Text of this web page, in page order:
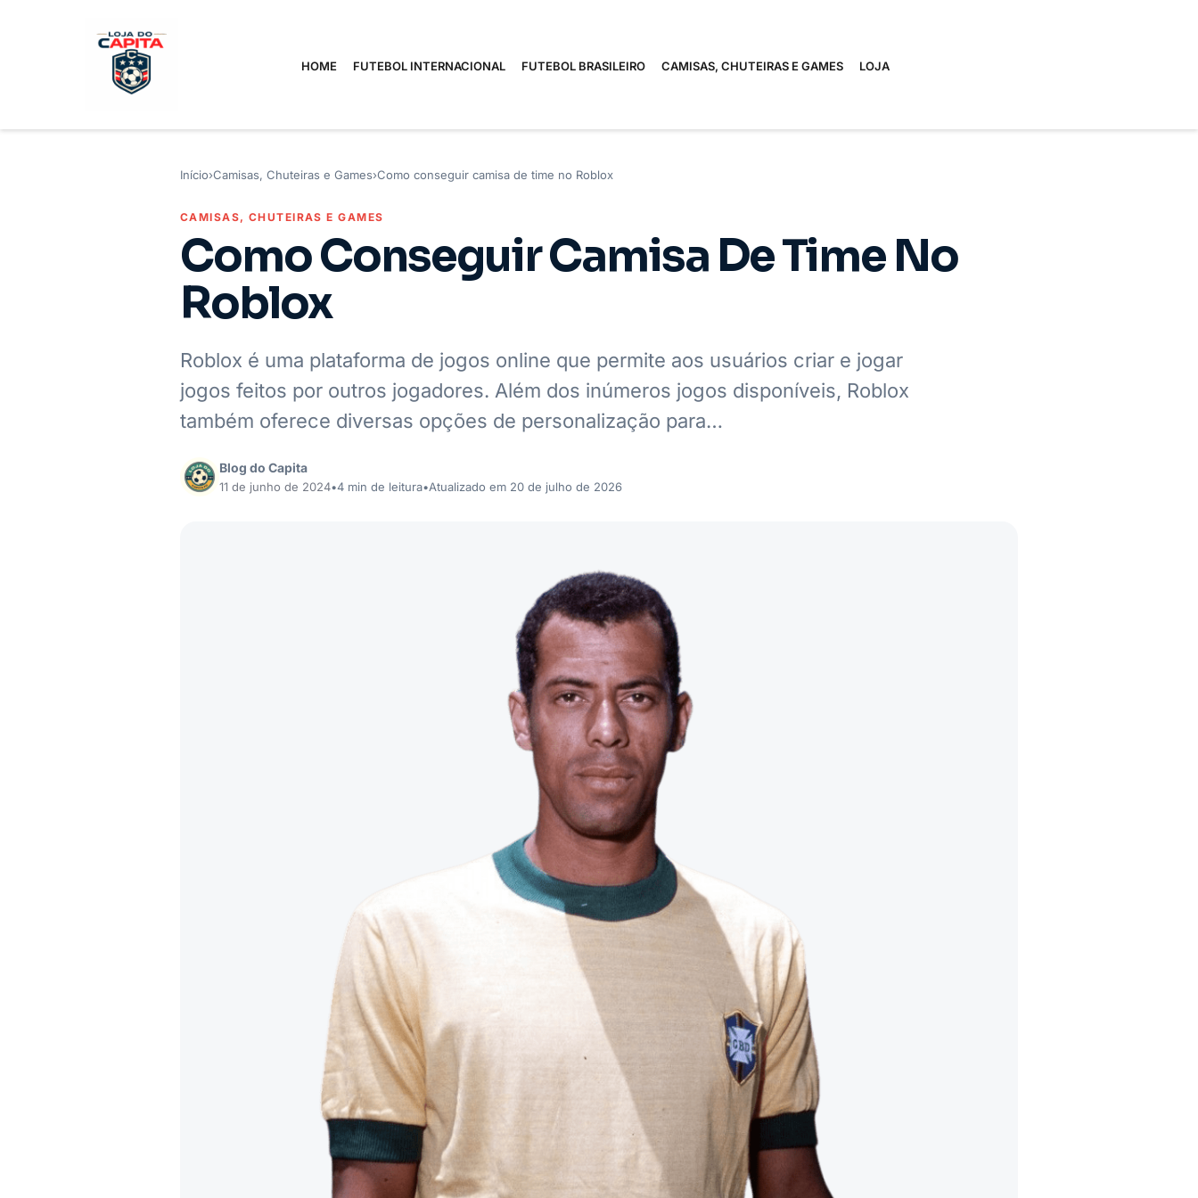
HOME FUTEBOL INTERNACIONAL FUTEBOL BRASILEIRO CAMISAS, CHUTEIRAS E GAMES LOJA
Início›Camisas, Chuteiras e Games›Como conseguir camisa de time no Roblox
CAMISAS, CHUTEIRAS E GAMES
Como Conseguir Camisa De Time No
Roblox
Roblox é uma plataforma de jogos online que permite aos usuários criar e jogar
jogos feitos por outros jogadores. Além dos inúmeros jogos disponíveis, Roblox
também oferece diversas opções de personalização para…
Blog do Capita
11 de junho de 2024•4 min de leitura•Atualizado em 20 de julho de 2026